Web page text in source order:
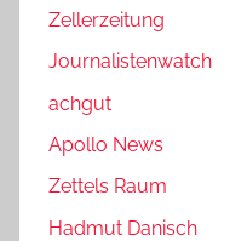
Zellerzeitung
Journalistenwatch
achgut
Apollo News
Zettels Raum
Hadmut Danisch